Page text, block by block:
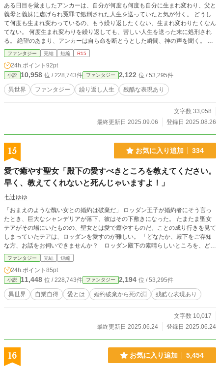
ある日目を覚ましたアンカーは、自分が何度も何度も自分に生まれ変わり、父と
義母と義妹に虐げられ冤罪で処刑された人生を送っていたと気が付く。 どうし
て何度も生まれ変わっているの、もう繰り返したくない、生まれ変わりたくなん
てない。 何度生まれ変わりを繰り返しても、苦しい人生を送った末に処刑され
る。 絶望のあまり、アンカーは自ら命を断とうとした瞬間、神の声を聞く。 没
ネタ供養、第二弾の短編です。
ファンタジー 完結 短編 R15
24h.ポイント 92pt
小説 10,958 位 / 228,743件 ファンタジー 2,122 位 / 53,295件
異世界 ファンタジー 繰り返し人生 残酷な表現あり
文字数 33,058
最終更新日 2025.09.06
登録日 2025.08.26
15 お気に入り追加 334
愛で癒やす聖女「殿下の愛すべきところを教えてください。
早く、教えてくれないと死んじゃいますよ！」
七辻ゆゆ
「おまえのような醜い女との婚約は破棄だ」 ロッダン王子が婚約者にそう言っ
たとき、巨大なシャンデリアが落下、彼はその下敷きになった。 たまたま聖女
テアがその場にいたものの、聖女とは愛で癒やすものだ。ことの成り行きを見て
しまっていたテアは、ロッダンを愛すのが難しい。 「どなたか、殿下をご存知
な方、お話をお伺いできませんか？ ロッダン殿下の素晴らしいところを、どう
か教えていただきたいのです」
ファンタジー 完結 短編
24h.ポイント 85pt
小説 11,448 位 / 228,743件 ファンタジー 2,194 位 / 53,295件
異世界 自業自得 愛とは 婚約破棄から死の淵 残酷な表現あり
文字数 10,017
最終更新日 2025.06.24
登録日 2025.06.24
16 お気に入り追加 5,454